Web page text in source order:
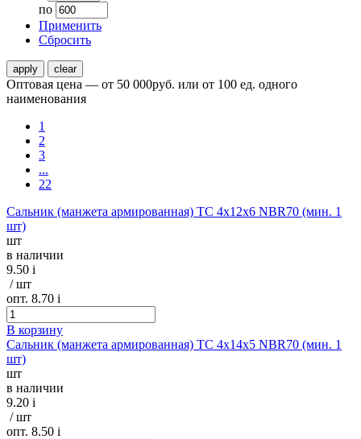
по
Применить
Сбросить
Оптовая цена — от 50 000руб. или от 100 ед. одного
наименования
1
2
3
...
22
Сальник (манжета армированная) TC 4х12х6 NBR70 (мин. 1
шт)
шт
в наличии
9.50 i
/ шт
опт. 8.70 i
В корзину
Сальник (манжета армированная) TC 4х14х5 NBR70 (мин. 1
шт)
шт
в наличии
9.20 i
/ шт
опт. 8.50 i